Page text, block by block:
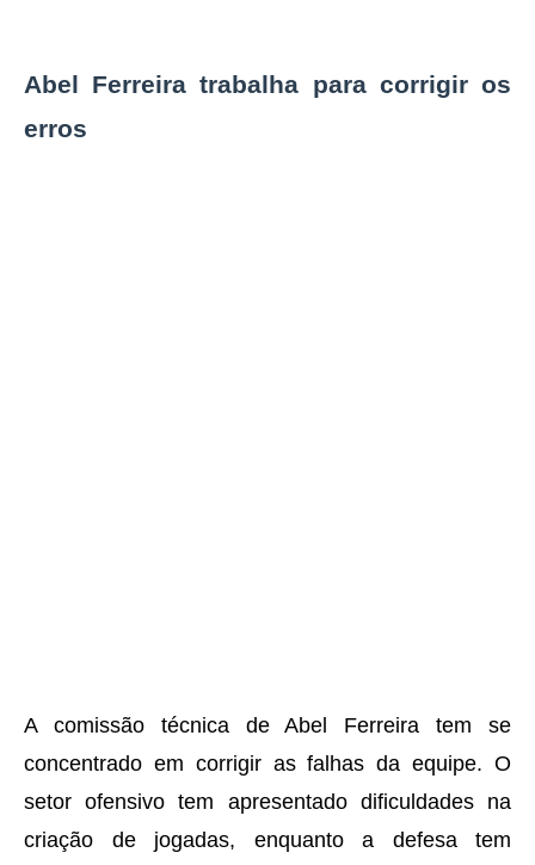
Abel Ferreira trabalha para corrigir os
erros
A comissão técnica de Abel Ferreira tem se
concentrado em corrigir as falhas da equipe. O
setor ofensivo tem apresentado dificuldades na
criação de jogadas, enquanto a defesa tem